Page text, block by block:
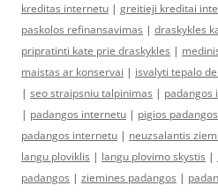
kreditas internetu | greitieji kreditai
paskolos refinansavimas | draskykles
pripratinti kate prie draskykles |
maistas ar konservai | isvalyti tepalo
| seo straipsniu talpinimas | padangos
| padangos internetu | pigios padangos
padangos internetu | neuzsalantis
langu ploviklis | langu plovimo skystis |
padangos | ziemines padangos |